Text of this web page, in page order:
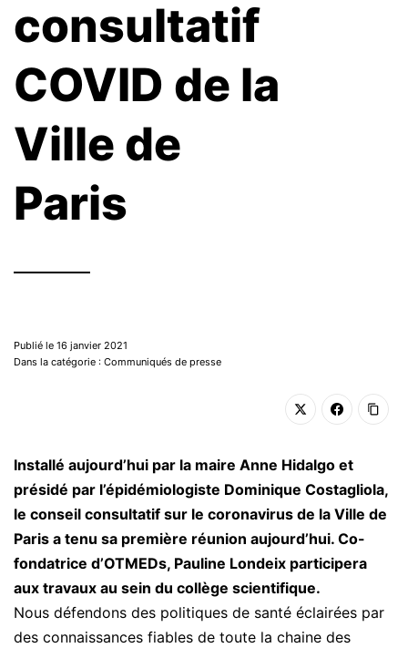
consultatif
COVID de la
Ville de
Paris
Publié le 16 janvier 2021
Dans la catégorie : Communiqués de presse
Installé aujourd’hui par la maire Anne Hidalgo et
présidé par l’épidémiologiste Dominique Costagliola,
le conseil consultatif sur le coronavirus de la Ville de
Paris a tenu sa première réunion aujourd’hui. Co-
fondatrice d’OTMEDs, Pauline Londeix participera
aux travaux au sein du collège scientifique.
Nous défendons des politiques de santé éclairées par
des connaissances fiables de toute la chaine des